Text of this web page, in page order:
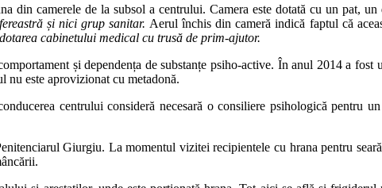
din camerele de la subsol a centrului. Camera este dotată cu un pat,
și nici grup sanitar. Aerul închis din cameră indică faptul că
cabinetului medical cu trusă de prim-ajutor.
și dependența de substanțe psiho-active. În anul 2014 a fost
nu este aprovizionat cu metadonă.
centrului consideră necesară o consiliere psihologică pentru
Giurgiu. La momentul vizitei recipientele cu hrana pentru